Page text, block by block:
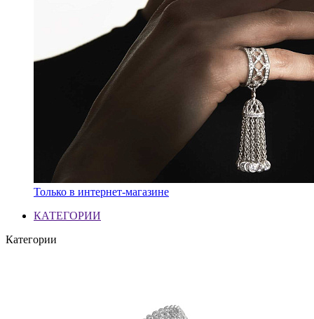
Только в интернет-магазине
КАТЕГОРИИ
Категории